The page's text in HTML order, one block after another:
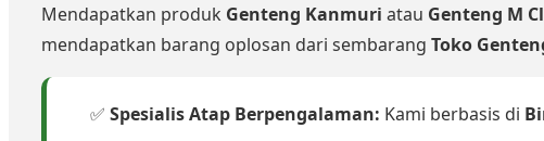
Mendapatkan produk Genteng Kanmuri atau Genteng M
mendapatkan barang oplosan dari sembarang Toko
✅ Spesialis Atap Berpengalaman: Kami berbasis di